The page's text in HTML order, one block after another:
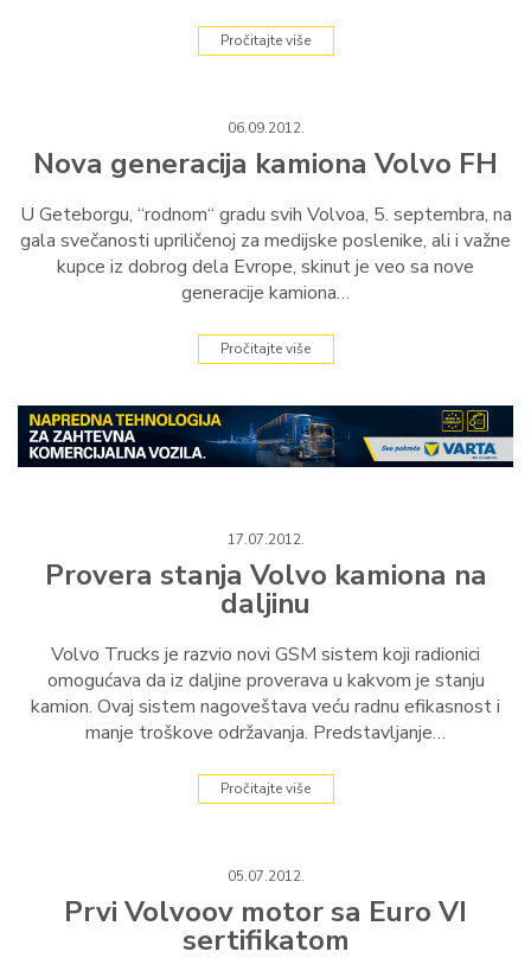
Pročitajte više
06.09.2012.
Nova generacija kamiona Volvo FH
U Geteborgu, “rodnom“ gradu svih Volvoa, 5. septembra, na
gala svečanosti upriličenoj za medijske poslenike, ali i važne
kupce iz dobrog dela Evrope, skinut je veo sa nove
generacije kamiona…
Pročitajte više
17.07.2012.
Provera stanja Volvo kamiona na
daljinu
Volvo Trucks je razvio novi GSM sistem koji radionici
omogućava da iz daljine proverava u kakvom je stanju
kamion. Ovaj sistem nagoveštava veću radnu efikasnost i
manje troškove održavanja. Predstavljanje…
Pročitajte više
05.07.2012.
Prvi Volvoov motor sa Euro VI
sertifikatom